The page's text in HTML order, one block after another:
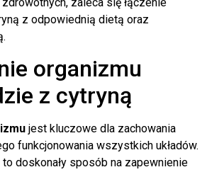
z odpowiednią dietą oraz
organizmu
z cytryną
jest kluczowe dla zachowania
funkcjonowania wszystkich układów.
doskonały sposób na zapewnienie